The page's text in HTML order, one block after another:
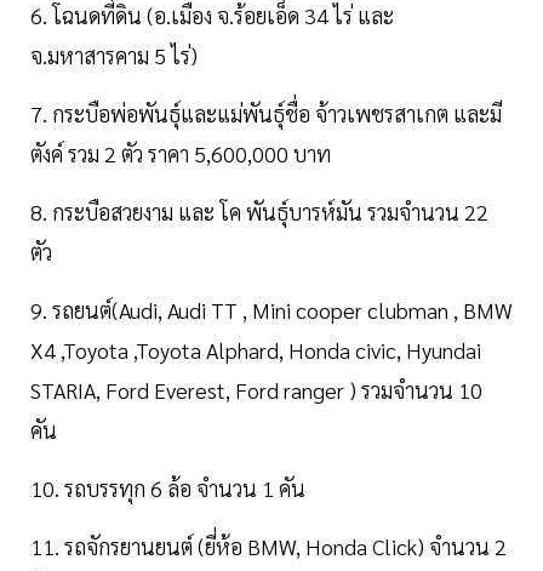
6. โฉนดที่ดิน (อ.เมือง จ.ร้อยเอ็ด 34 ไร่ และ
จ.มหาสารคาม 5 ไร่)
7. กระบือพ่อพันธุ์และแม่พันธุ์ชื่อ จ้าวเพชรสาเกต และมี
ตังค์ รวม 2 ตัว ราคา 5,600,000 บาท
8. กระบือสวยงาม และ โค พันธุ์บารห์มัน รวมจำนวน 22
ตัว
9. รถยนต์(Audi, Audi TT , Mini cooper clubman , BMW
X4 ,Toyota ,Toyota Alphard, Honda civic, Hyundai
STARIA, Ford Everest, Ford ranger ) รวมจำนวน 10
คัน
10. รถบรรทุก 6 ล้อ จำนวน 1 คัน
11. รถจักรยานยนต์ (ยี่ห้อ BMW, Honda Click) จำนวน 2